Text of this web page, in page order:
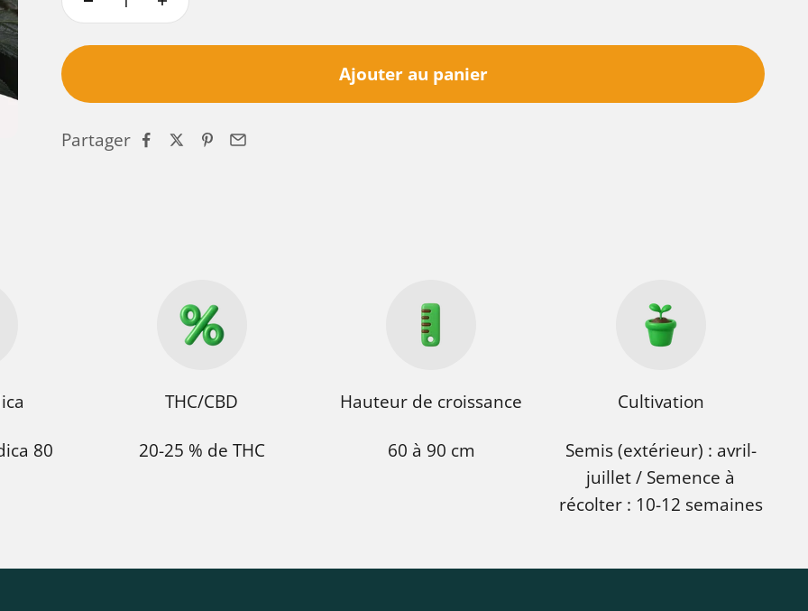
Ajouter au panier
Partager
80
THC/CBD
20-25 % de THC
Hauteur de croissance
60 à 90 cm
Cultivation
Semis (extérieur) : avril-
juillet / Semence à
récolter : 10-12 semaines